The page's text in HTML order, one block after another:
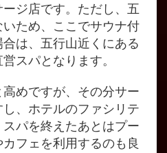
ジ店です。ただし、五
ため、ここでサウナ付
は、五行山近くにある
スパとなります。
めですが、その分サー
、ホテルのファシリテ
パを終えたあとはプー
フェを利用するのも良